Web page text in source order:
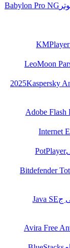
Babylon Pro NG
KMPlayer
LeoMoon
Kaspersky
Adobe Flash
Internet
PotPlayer
Bitdefender
جJava SE
Avira Free